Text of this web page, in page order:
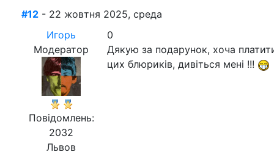
#12 - 22 жовтня 2025, среда
Игорь
Модератор
Повідомлень:
2032
Львов
0
Дякую за подарунок, хоча
цих блюриків, дивіться мені !!!